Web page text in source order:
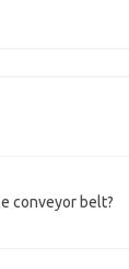
conveyor belt?